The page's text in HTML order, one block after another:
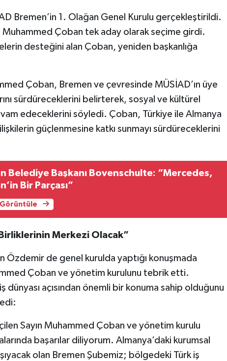
Bremen’in 1. Olağan Genel Kurulu gerçekleştirildi.
Muhammed Çoban tek aday olarak seçime girdi.
desteğini alan Çoban, yeniden başkanlığa
Çoban, Bremen ve çevresinde MÜSİAD’ın üye
sürdüreceklerini belirterek, sosyal ve kültürel
edeceklerini söyledi. Çoban, Türkiye ile Almanya
güçlenmesine katkı sunmayı sürdüreceklerini
Belediye Başkanı Bovenschulte: “Mercedes,
Bir Parçası”
Merkezi Olacak”
Özdemir de genel kurulda yaptığı konuşmada
Çoban ve yönetim kurulunu tebrik etti.
dünyası açısından önemli bir konuma sahip olduğunu
Sayın Muhammed Çoban ve yönetim kurulu
başarılar diliyorum. Almanya’daki kurumsal
olan Bremen Şubemiz; bölgedeki Türk iş